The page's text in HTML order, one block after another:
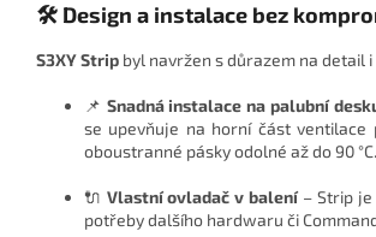
🛠️ Design a instalace bez
S3XY Strip byl navržen s důrazem na detail
📌 Snadná instalace na palubní
se upevňuje na horní část ventilace
oboustranné pásky odolné až do 90 °C.
🔌 Vlastní ovladač v balení– Strip je
potřeby dalšího hardwaru či